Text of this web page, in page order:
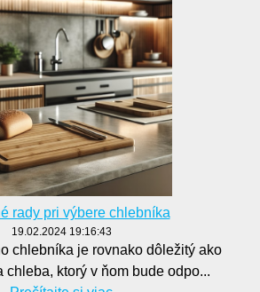
rady pri výbere chlebníka
19.02.2024 19:16:43
chlebníka je rovnako dôležitý ako
chleba, ktorý v ňom bude odpo...